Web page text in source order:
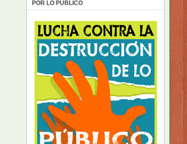
POR LO PÚBLICO